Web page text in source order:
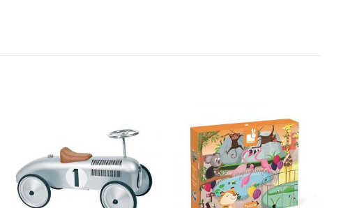
Dodajte
na listu
želja
Dodajte
na listu
želja